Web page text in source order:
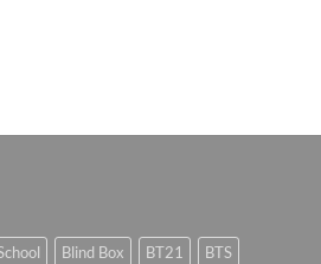
Blind Box BT21
BTS